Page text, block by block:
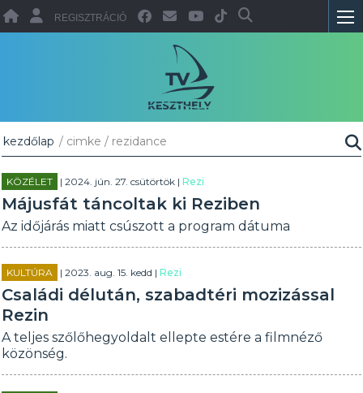
REGISZTRÁCIÓ
kezdőlap / cimke / rezidance
KÖZÉLET | 2024. jún. 27. csütörtök |Rezi
Májusfát táncoltak ki Reziben
Az időjárás miatt csúszott a program dátuma
KULTÚRA | 2023. aug. 15. kedd |Rezi
Családi délután, szabadtéri mozizással
Rezin
A teljes szőlőhegyoldalt ellepte estére a filmnéző
közönség.